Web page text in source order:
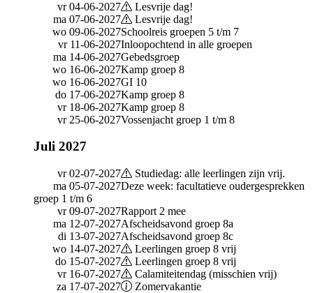
vr 04-06-2027
Lesvrije dag!
ma 07-06-2027
Lesvrije dag!
wo 09-06-2027Schoolreis groepen 5 t/m 7
vr 11-06-2027Inloopochtend in alle groepen
ma 14-06-2027Gebedsgroep
wo 16-06-2027Kamp groep 8
wo 16-06-2027GI 10
do 17-06-2027Kamp groep 8
vr 18-06-2027Kamp groep 8
vr 25-06-2027Vossenjacht groep 1 t/m 8
Juli 2027
vr 02-07-2027
Studiedag: alle leerlingen zijn vrij.
ma 05-07-2027Deze week: facultatieve oudergesprekken
groep 1 t/m 6
vr 09-07-2027Rapport 2 mee
ma 12-07-2027Afscheidsavond groep 8a
di 13-07-2027Afscheidsavond groep 8c
wo 14-07-2027
Leerlingen groep 8 vrij
do 15-07-2027
Leerlingen groep 8 vrij
vr 16-07-2027
Calamiteitendag (misschien vrij)
za 17-07-2027
Zomervakantie